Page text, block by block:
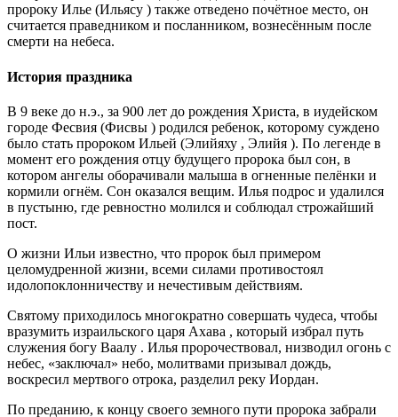
пророку Илье (Ильясу ) также отведено почётное место, он
считается праведником и посланником, вознесённым после
смерти на небеса.
История праздника
В 9 веке до н.э., за 900 лет до рождения Христа, в иудейском
городе Фесвия (Фисвы ) родился ребенок, которому суждено
было стать пророком Ильей (Элийяху , Элийя ). По легенде в
момент его рождения отцу будущего пророка был сон, в
котором ангелы оборачивали малыша в огненные пелёнки и
кормили огнём. Сон оказался вещим. Илья подрос и удалился
в пустыню, где ревностно молился и соблюдал строжайший
пост.
О жизни Ильи известно, что пророк был примером
целомудренной жизни, всеми силами противостоял
идолопоклонничеству и нечестивым действиям.
Святому приходилось многократно совершать чудеса, чтобы
вразумить израильского царя Ахава , который избрал путь
служения богу Ваалу . Илья пророчествовал, низводил огонь с
небес, «заключал» небо, молитвами призывал дождь,
воскресил мертвого отрока, разделил реку Иордан.
По преданию, к концу своего земного пути пророка забрали